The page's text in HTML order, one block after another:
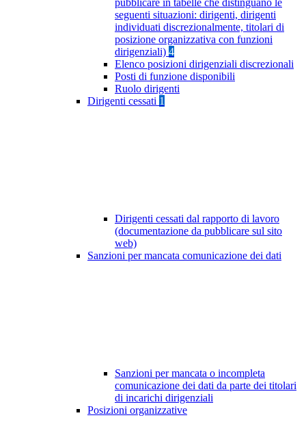
pubblicare in tabelle che distinguano le
seguenti situazioni: dirigenti, dirigenti
individuati discrezionalmente, titolari di
posizione organizzativa con funzioni
dirigenziali) 4
Elenco posizioni dirigenziali discrezionali
Posti di funzione disponibili
Ruolo dirigenti
Dirigenti cessati 1
Dirigenti cessati dal rapporto di lavoro
(documentazione da pubblicare sul sito
web)
Sanzioni per mancata comunicazione dei dati
Sanzioni per mancata o incompleta
comunicazione dei dati da parte dei titolari
di incarichi dirigenziali
Posizioni organizzative